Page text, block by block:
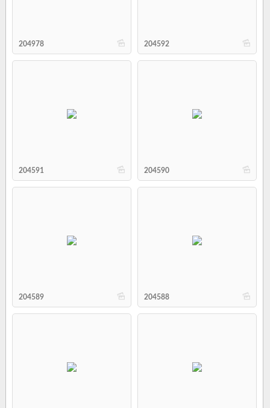
b
204978 b
204592
b
204591 b
204590
b
204589 b
204588